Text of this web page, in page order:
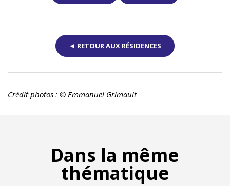
◄ RETOUR AUX RÉSIDENCES
Crédit photos : © Emmanuel Grimault
Dans la même
thématique